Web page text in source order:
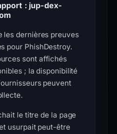
: jup-dex-
les dernières preuves
pour PhishDestroy.
sont affichés
; la disponibilité
peuvent
le titre de la page
usurpait peut-être